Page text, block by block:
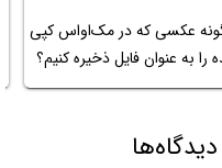
عکسی که در مک‌او‌اس کپی
را به عنوان فایل ذخیره کنیم؟